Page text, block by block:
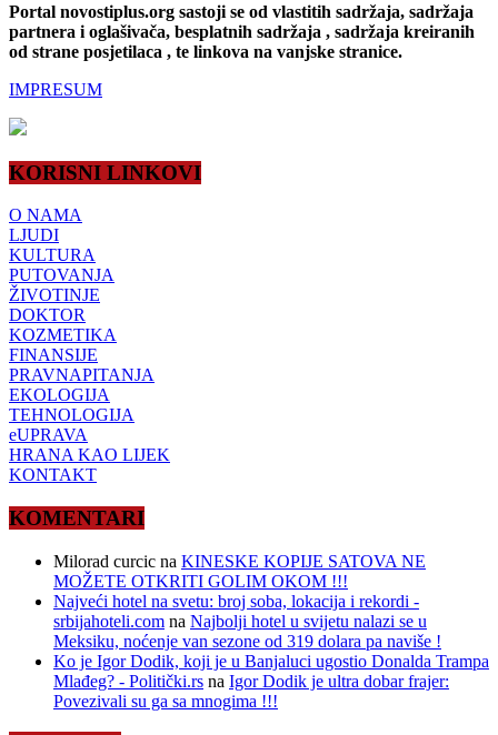
Portal novostiplus.org sastoji se od vlastitih sadržaja, sadržaja
partnera i oglašivača, besplatnih sadržaja , sadržaja kreiranih
od strane posjetilaca , te linkova na vanjske stranice.
IMPRESUM
KORISNI LINKOVI
O NAMA
LJUDI
KULTURA
PUTOVANJA
ŽIVOTINJE
DOKTOR
KOZMETIKA
FINANSIJE
PRAVNAPITANJA
EKOLOGIJA
TEHNOLOGIJA
eUPRAVA
HRANA KAO LIJEK
KONTAKT
KOMENTARI
Milorad curcic na KINESKE KOPIJE SATOVA NE
MOŽETE OTKRITI GOLIM OKOM !!!
Najveći hotel na svetu: broj soba, lokacija i rekordi -
srbijahoteli.com na Najbolji hotel u svijetu nalazi se u
Meksiku, noćenje van sezone od 319 dolara pa naviše !
Ko je Igor Dodik, koji je u Banjaluci ugostio Donalda Trampa
Mlađeg? - Politički.rs na Igor Dodik je ultra dobar frajer:
Povezivali su ga sa mnogima !!!